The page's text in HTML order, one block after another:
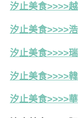
汐止美食>>>>
汐止美食>>>>
汐止美食>>>>
汐止美食>>>>
汐止美食>>>>